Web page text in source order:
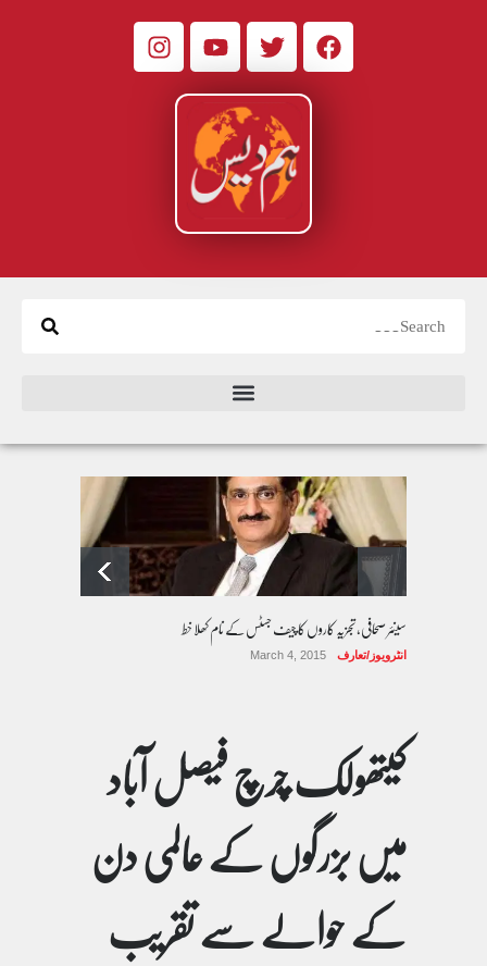
سینئر صحافی، تجزیہ کاروں کا چیف جسٹس کے نام کھلا خط
انٹرویوز/تعارف March 4, 2015
کیتھولک چرچ فیصل آباد
میں بزرگوں کے عالمی دن
کے حوالے سے تقریب